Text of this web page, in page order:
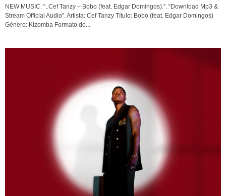
NEW MUSIC: “..Cef Tanzy – Bobo (feat. Edgar Domingos).”. “Download Mp3 &
Stream Official Audio”. Artista: Cef Tanzy Título: Bobo (feat. Edgar Domingos)
Género: Kizomba Formato do...